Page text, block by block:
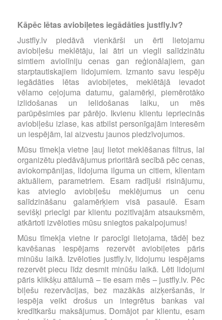
Kāpēc lētas aviobiļetes iegādāties justfly.lv?
Justfly.lv piedāvā vienkārši un ērti lietojamu
aviobiļešu meklētāju, lai ātri un viegli salīdzinātu
simtiem aviolīniju cenas gan reģionālajiem, gan
starptautiskajiem lidojumiem. Izmanto savu iespēju
iegādāties lētas aviobiļetes, meklētājā ievadot
vēlamo ceļojuma datumu, galamērķi, piemērotāko
izlidošanas un ielidošanas laiku, un mēs
parūpēsimies par pārējo. Ikvienu klientu iepriecinās
aviobiļešu izlase, kas atbilst personīgajām interesēm
un iespējām, lai aizvestu jaunos piedzīvojumos.
Mūsu tīmekļa vietne ļauj lietot meklēšanas filtrus, lai
organizētu piedāvājumus prioritārā secībā pēc cenas,
aviokompānijas, lidojuma ilguma un citiem, klientam
aktuāliem, parametriem. Esam radījuši risinājumu,
kas atvieglo aviobiļešu meklējumus un cenu
salīdzināšanu galamērķiem visā pasaulē. Esam
sevišķi priecīgi par klientu pozitīvajām atsauksmēm,
atkārtoti izvēloties mūsu sniegtos pakalpojumus!
Mūsu tīmekļa vietne ir parocīgi lietojama, tādēļ bez
kavēšanas iespējams rezervēt aviobiļetes pāris
minūšu laikā. Izvēloties justfly.lv, lidojumu iespējams
rezervēt piecu līdz desmit minūšu laikā. Lēti lidojumi
pāris klikšķu attālumā – tie esam mēs – justfly.lv. Pēc
biļešu rezervācijas, bez mazākās aizķeršanās, ir
iespēja veikt drošus un integrētus bankas vai
kredītkaršu maksājumus. Domājot par klientu, esam